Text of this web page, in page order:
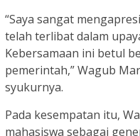
“Saya sangat
telah terlibat dalam
Kebersamaan ini betul
pemerintah,” Wagub
syukurnya.
Pada kesempatan itu,
mahasiswa sebagai